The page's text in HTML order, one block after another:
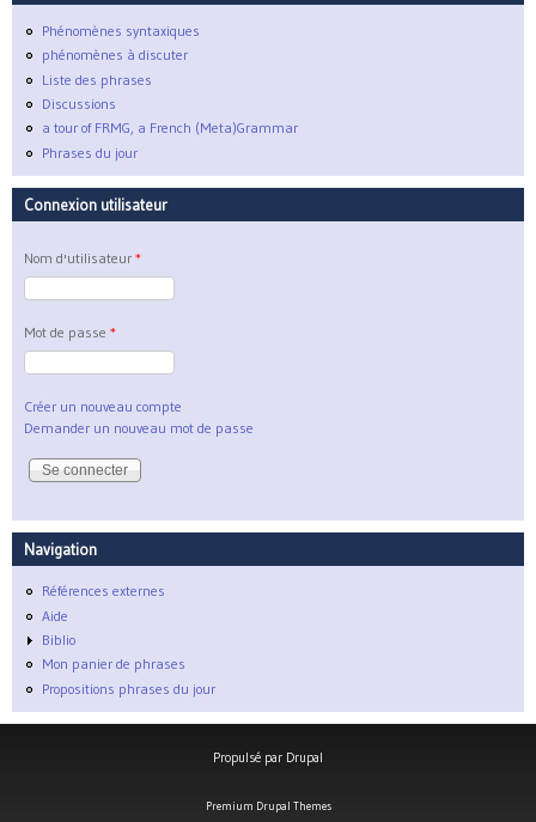
Phénomènes syntaxiques
phénomènes à discuter
Liste des phrases
Discussions
a tour of FRMG, a French (Meta)Grammar
Phrases du jour
Connexion utilisateur
Nom d'utilisateur *
Mot de passe *
Créer un nouveau compte
Demander un nouveau mot de passe
Navigation
Références externes
Aide
Biblio
Mon panier de phrases
Propositions phrases du jour
Propulsé par Drupal
Premium Drupal Themes